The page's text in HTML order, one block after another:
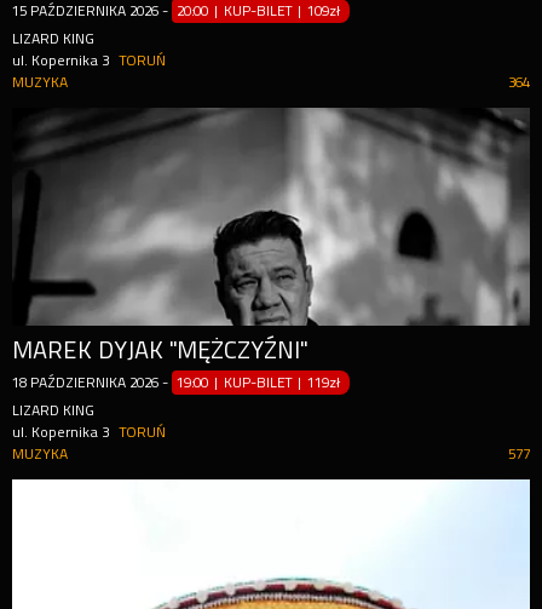
15 PAŹDZIERNIKA 2026 - 20:00 | KUP-BILET |109zł
LIZARD KING
ul. Kopernika 3
TORUŃ
364
MUZYKA
MAREK DYJAK "MĘŻCZYŹNI"
18 PAŹDZIERNIKA 2026 - 19:00 | KUP-BILET |119zł
LIZARD KING
ul. Kopernika 3
TORUŃ
577
MUZYKA